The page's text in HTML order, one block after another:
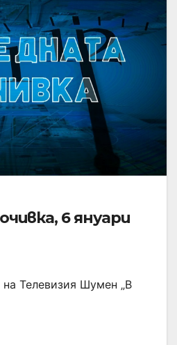
6 януари
Телевизия Шумен „В